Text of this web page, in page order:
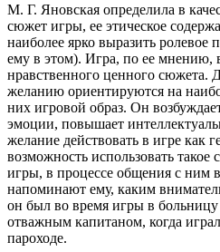
М. Г. Яновская определила в
сюжет игры, ее этическое
наиболее ярко выразить
ему в этом). Игра, по ее мнению,
нравственного ценного сюжета.
желанию ориентируются на
них игровой образ. Он
эмоции, повышает
желание действовать в игре как
возможность использовать такое
игры, в процессе общения с ним
напоминают ему, каким
он был во время игры в
отважным капитаном, когда
пароходе.